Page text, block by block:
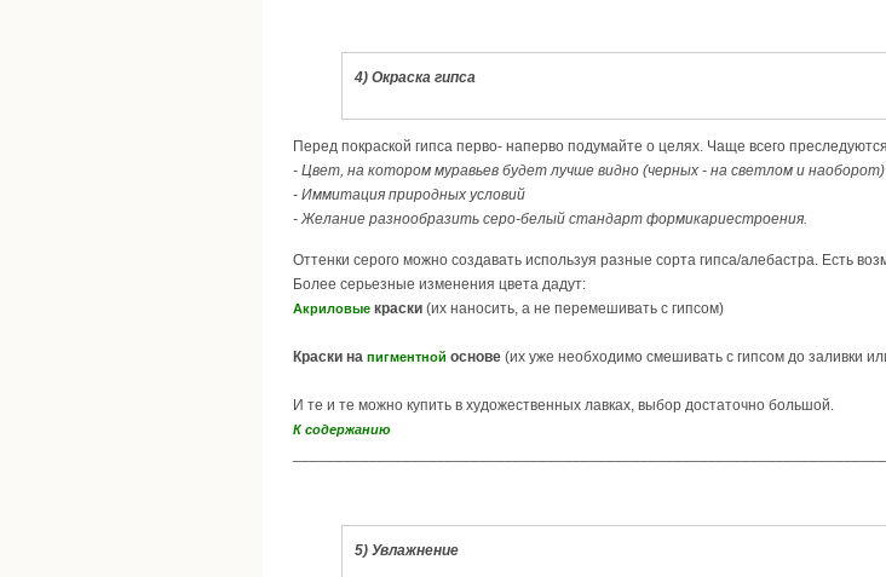
4) Окраска гипса
Перед покраской гипса перво- наперво подумайте о целях. Чаще всего
- Цвет, на котором муравьев будет лучше видно (черных - на светлом и наоборот)
- Иммитация природных условий
- Желание разнообразить серо-белый стандарт формикариестроения.
Оттенки серого можно создавать используя разные сорта гипса/алебастра. Есть
Более серьезные изменения цвета дадут:
Акриловые краски (их наносить, а не перемешивать с гипсом)
Краски на пигментной основе (их уже необходимо смешивать с гипсом до заливки
И те и те можно купить в художественных лавках, выбор достаточно большой.
К содержанию
5) Увлажнение